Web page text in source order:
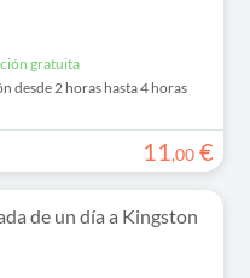
gratuita
desde 2 horas hasta 4 horas
11,00 €
de un día a Kingston